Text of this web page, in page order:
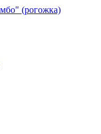
(рогожка)